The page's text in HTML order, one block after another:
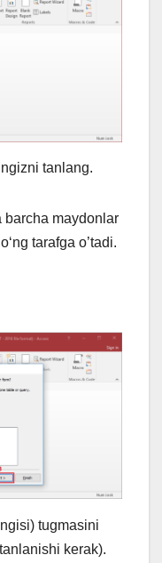
tanlang.
barcha maydonlar
tarafga o’tadi.
tugmasini
kerak).